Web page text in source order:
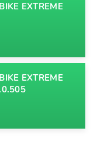
EXTREME
EXTREME